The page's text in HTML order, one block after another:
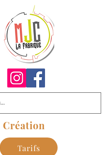
Création
Tarifs